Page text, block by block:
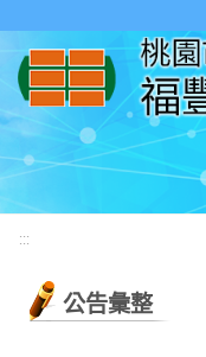
:::
公告彙整